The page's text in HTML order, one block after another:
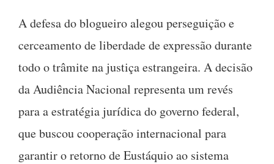
A defesa do blogueiro alegou perseguição e
cerceamento de liberdade de expressão durante
todo o trâmite na justiça estrangeira. A decisão
da Audiência Nacional representa um revés
para a estratégia jurídica do governo federal,
que buscou cooperação internacional para
garantir o retorno de Eustáquio ao sistema